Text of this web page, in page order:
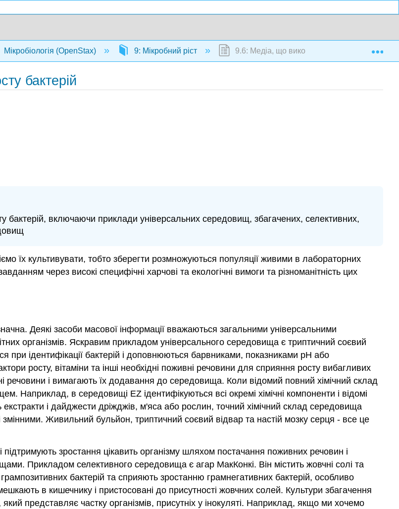
Мікробіологія (OpenStax) 9: Мікробний ріст 9.6: Медіа, що використовуються для росту
бактерій
бактерій, включаючи приклади універсальних середовищ, збагачених, селективних,
їх культивувати, тобто зберегти розмножуються популяції живими в лабораторних
через високі специфічні харчові та екологічні вимоги та різноманітність цих
Деякі засоби масової інформації вважаються загальними універсальними
організмів. Яскравим прикладом універсального середовища є триптичний соєвий
при ідентифікації бактерій і доповнюються барвниками, показниками рН або
росту, вітаміни та інші необхідні поживні речовини для сприяння росту вибагливих
речовини і вимагають їх додавання до середовища. Коли відомий повний хімічний склад
Наприклад, в середовищі EZ ідентифікуються всі окремі хімічні компоненти і відомі
екстракти і дайджести дріжджів, м'яса або рослин, точний хімічний склад середовища
змінними. Живильний бульйон, триптичний соєвий відвар та настій мозку серця - все це
зростання цікавить організму шляхом постачання поживних речовин і
Прикладом селективного середовища є агар МакКонкі. Він містить жовчні солі та
бактерій та сприяють зростанню грамнегативних бактерій, особливо
в кишечнику і пристосовані до присутності жовчних солей. Культури збагачення
представляє частку організмів, присутніх у інокуляті. Наприклад, якщо ми хочемо